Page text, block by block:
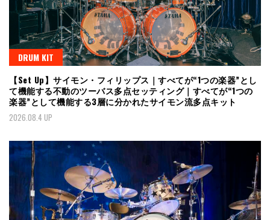
DRUM KIT
【Set Up】サイモン・フィリップス｜すべてが“1つの楽器”とし
て機能する不動のツーバス多点セッティング｜すべてが“1つの
楽器”として機能する3層に分かれたサイモン流多点キット
2026.08.4 UP